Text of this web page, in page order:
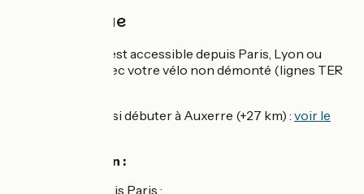
Côté pratique
Cette escapade est accessible depuis Paris, Lyon ou
Dijon en train avec votre vélo non démonté (lignes TER
Vous pouvez aussi débuter à Auxerre (+27 km) : voir le
🚉 Accès en train :
Accès train depuis Paris :